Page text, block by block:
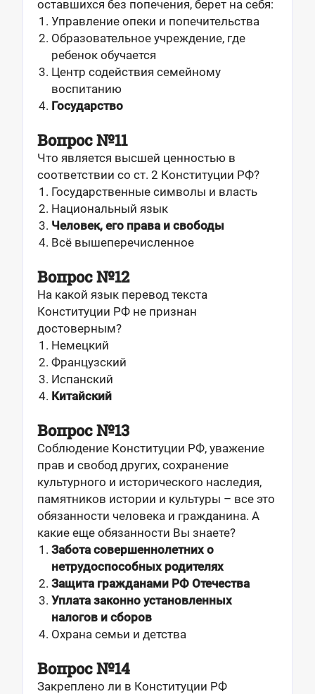
оставшихся без попечения, берет на себя:
Управление опеки и попечительства
Образовательное учреждение, где
ребенок обучается
Центр содействия семейному
воспитанию
Государство
Вопрос №11
Что является высшей ценностью в
соответствии со ст. 2 Конституции РФ?
Государственные символы и власть
Национальный язык
Человек, его права и свободы
Всё вышеперечисленное
Вопрос №12
На какой язык перевод текста
Конституции РФ не признан
достоверным?
Немецкий
Французский
Испанский
Китайский
Вопрос №13
Соблюдение Конституции РФ, уважение
прав и свобод других, сохранение
культурного и исторического наследия,
памятников истории и культуры – все это
обязанности человека и гражданина. А
какие еще обязанности Вы знаете?
Забота совершеннолетних о
нетрудоспособных родителях
Защита гражданами РФ Отечества
Уплата законно установленных
налогов и сборов
Охрана семьи и детства
Вопрос №14
Закреплено ли в Конституции РФ